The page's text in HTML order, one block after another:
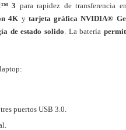
3 para rapidez de transferencia
4K y tarjeta gráfica NVIDIA®
de estado solido . La batería
puertos USB 3.0.